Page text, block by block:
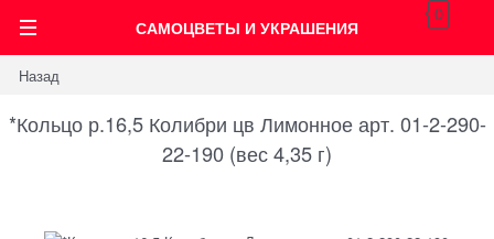
САМОЦВЕТЫ И УКРАШЕНИЯ
0
Назад
*Кольцо р.16,5 Колибри цв Лимонное арт. 01-2-290-
22-190 (вес 4,35 г)